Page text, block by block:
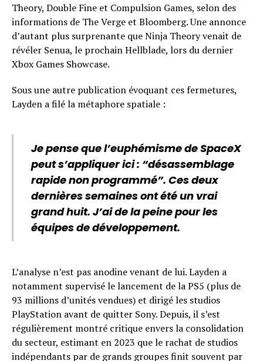
Theory, Double Fine et Compulsion Games, selon des
informations de The Verge et Bloomberg. Une annonce
d’autant plus surprenante que Ninja Theory venait de
révéler Senua, le prochain Hellblade, lors du dernier
Xbox Games Showcase.
Sous une autre publication évoquant ces fermetures,
Layden a filé la métaphore spatiale :
Je pense que l’euphémisme de SpaceX
peut s’appliquer ici : “désassemblage
rapide non programmé”. Ces deux
dernières semaines ont été un vrai
grand huit. J’ai de la peine pour les
équipes de développement.
L’analyse n’est pas anodine venant de lui. Layden a
notamment supervisé le lancement de la PS5 (plus de
93 millions d’unités vendues) et dirigé les studios
PlayStation avant de quitter Sony. Depuis, il s’est
régulièrement montré critique envers la consolidation
du secteur, estimant en 2023 que le rachat de studios
indépendants par de grands groupes finit souvent par